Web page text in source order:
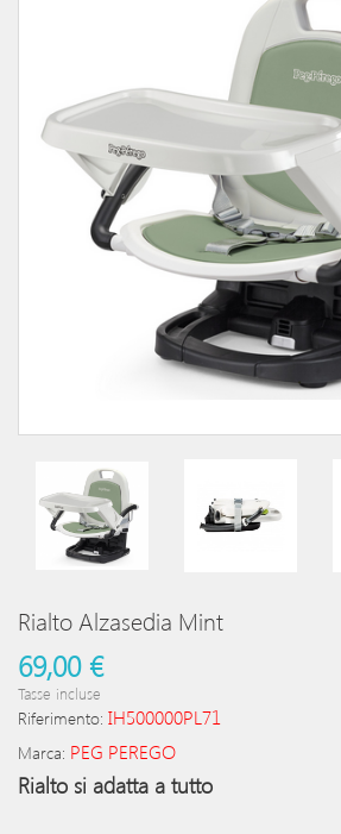
Rialto Alzasedia Mint
69,00 €
Tasse incluse
Riferimento: IH500000PL71
Marca: PEG PEREGO
Rialto si adatta a tutto